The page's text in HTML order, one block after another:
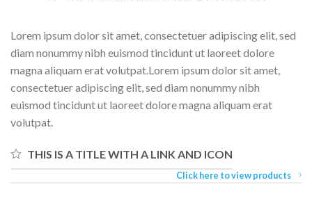
Lorem ipsum dolor sit amet, consectetuer adipiscing elit, sed
diam nonummy nibh euismod tincidunt ut laoreet dolore
magna aliquam erat volutpat.Lorem ipsum dolor sit amet,
consectetuer adipiscing elit, sed diam nonummy nibh
euismod tincidunt ut laoreet dolore magna aliquam erat
volutpat.
THIS IS A TITLE WITH A LINK AND ICON
Click here to view products